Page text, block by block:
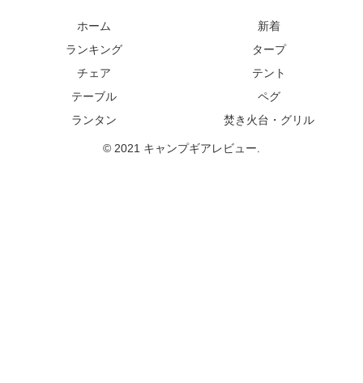
ホーム
新着
ランキング
タープ
チェア
テント
テーブル
ペグ
ランタン
焚き火台・グリル
© 2021 キャンプギアレビュー.